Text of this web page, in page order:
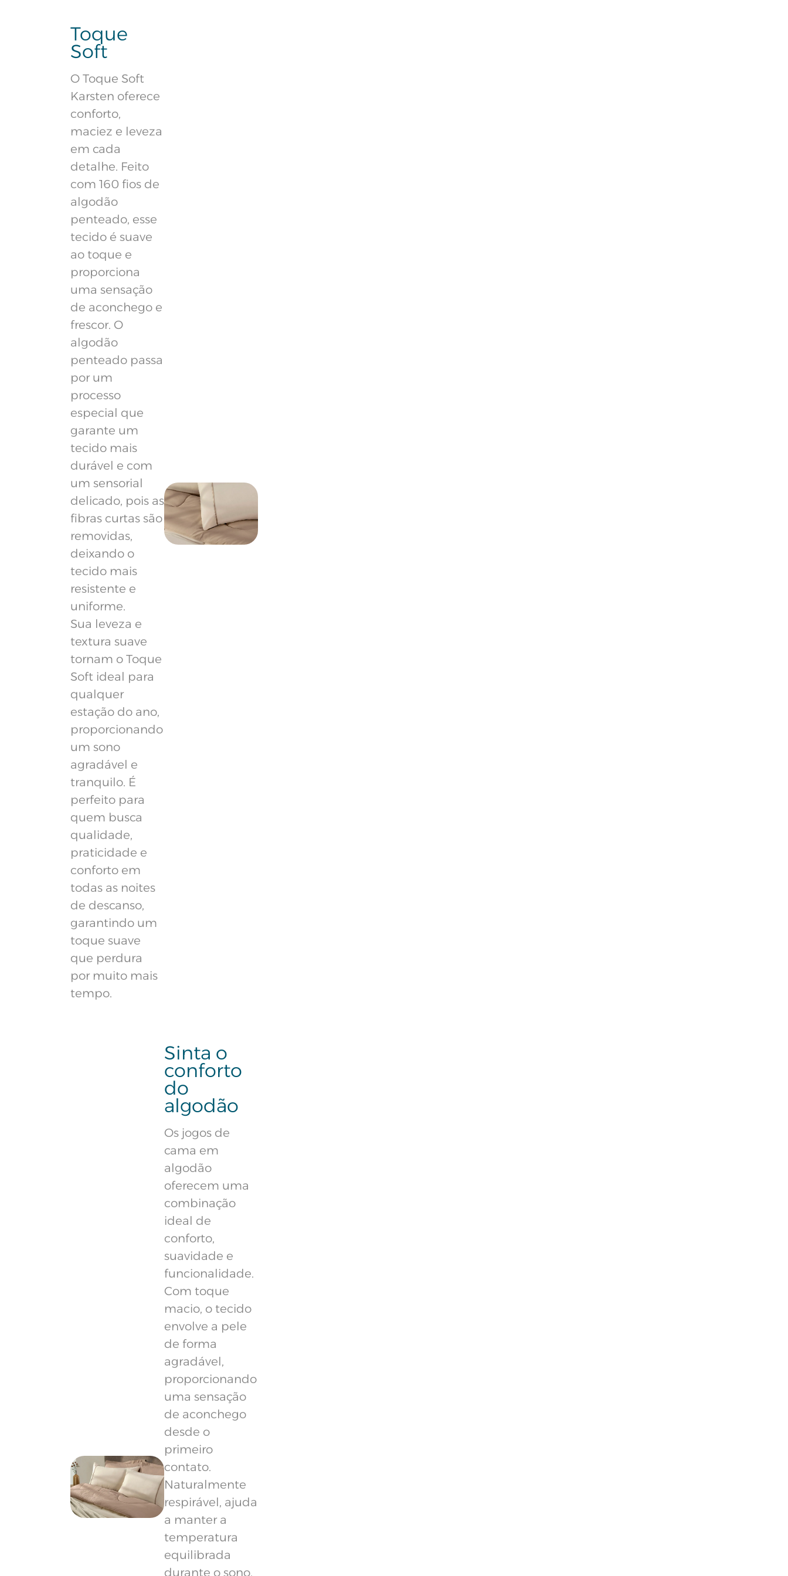
Toque
Soft
O Toque Soft
Karsten oferece
conforto,
maciez e leveza
em cada
detalhe. Feito
com 160 fios de
algodão
penteado, esse
tecido é suave
ao toque e
proporciona
uma sensação
de aconchego e
frescor. O
algodão
penteado passa
por um
processo
especial que
garante um
tecido mais
durável e com
um sensorial
delicado, pois as
fibras curtas são
removidas,
deixando o
tecido mais
resistente e
uniforme.
Sua leveza e
textura suave
tornam o Toque
Soft ideal para
qualquer
estação do ano,
proporcionando
um sono
agradável e
tranquilo. É
perfeito para
quem busca
qualidade,
praticidade e
conforto em
todas as noites
de descanso,
garantindo um
toque suave
que perdura
por muito mais
tempo.
Sinta o
conforto
do
algodão
Os jogos de
cama em
algodão
oferecem uma
combinação
ideal de
conforto,
suavidade e
funcionalidade.
Com toque
macio, o tecido
envolve a pele
de forma
agradável,
proporcionando
uma sensação
de aconchego
desde o
primeiro
contato.
Naturalmente
respirável, ajuda
a manter a
temperatura
equilibrada
durante o sono.